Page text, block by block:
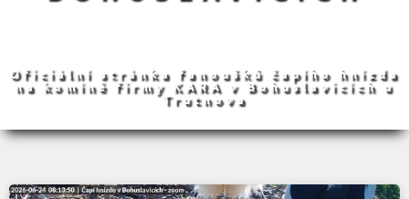
Oficiální stránka fanoušků čapího hnízda
na komíně firmy KARA v Bohuslavicích u
Trutnova